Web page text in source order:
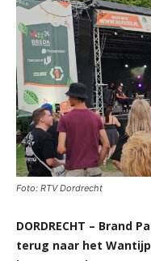
Foto: RTV Dordrecht
DORDRECHT – Brand
terug naar het